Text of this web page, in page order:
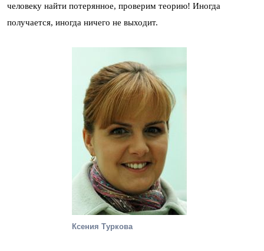
человеку найти потерянное, проверим теорию! Иногда
получается, иногда ничего не выходит.
Ксения Туркова